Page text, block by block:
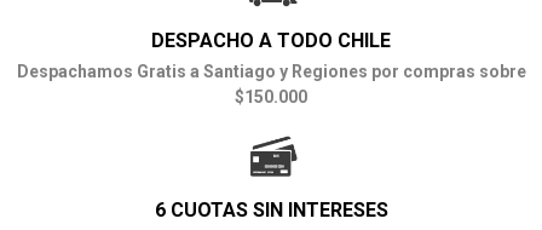
DESPACHO A TODO CHILE
Despachamos Gratis a Santiago y Regiones por compras sobre
$150.000
6 CUOTAS SIN INTERESES